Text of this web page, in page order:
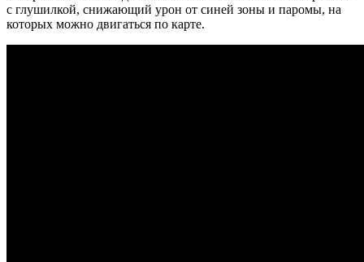
с глушилкой, снижающий урон от синей зоны и паромы, на
которых можно двигаться по карте.